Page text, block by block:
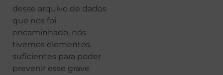
desse arquivo de dados
que nos foi
encaminhado, nós
tivemos elementos
suficientes para poder
prevenir esse grave